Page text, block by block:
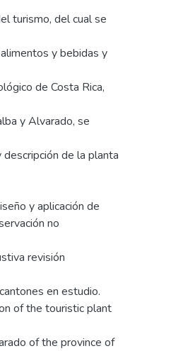
turismo, del cual se
y bebidas y
de Costa Rica,
y Alvarado, se
de la planta
y aplicación de
no
revisión
en estudio.
of the touristic plant
of the province of